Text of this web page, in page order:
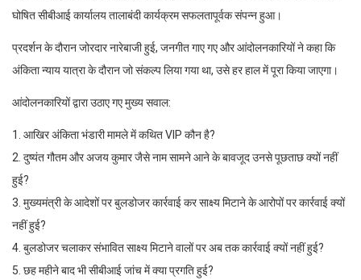
घोषित सीबीआई कार्यालय तालाबंदी कार्यक्रम सफलतापूर्वक संपन्न हुआ।
प्रदर्शन के दौरान जोरदार नारेबाजी हुई, जनगीत गाए गए और आंदोलनकारियों ने कहा कि
अंकिता न्याय यात्रा के दौरान जो संकल्प लिया गया था, उसे हर हाल में पूरा किया जाएगा।
आंदोलनकारियों द्वारा उठाए गए मुख्य सवाल:
1. आखिर अंकिता भंडारी मामले में कथित VIP कौन है?
2. दुष्यंत गौतम और अजय कुमार जैसे नाम सामने आने के बावजूद उनसे पूछताछ क्यों नहीं
हुई?
3. मुख्यमंत्री के आदेशों पर बुलडोजर कार्रवाई कर साक्ष्य मिटाने के आरोपों पर कार्रवाई क्यों
नहीं हुई?
4. बुलडोजर चलाकर संभावित साक्ष्य मिटाने वालों पर अब तक कार्रवाई क्यों नहीं हुई?
5. छह महीने बाद भी सीबीआई जांच में क्या प्रगति हुई?